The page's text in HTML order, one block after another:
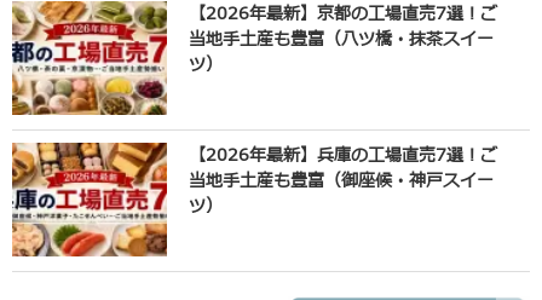
【2026年最新】京都の工場直売7選！ご
当地手土産も豊富（八ツ橋・抹茶スイー
ツ）
【2026年最新】兵庫の工場直売7選！ご
当地手土産も豊富（御座候・神戸スイー
ツ）